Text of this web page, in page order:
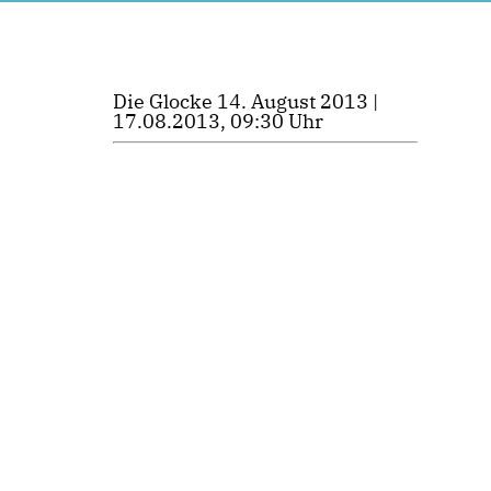
Die Glocke 14. August 2013 |
17.08.2013, 09:30 Uhr